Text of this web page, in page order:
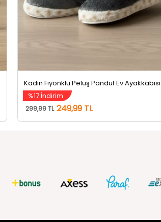
%17 İndirim
299,99 TL 249,99 TL